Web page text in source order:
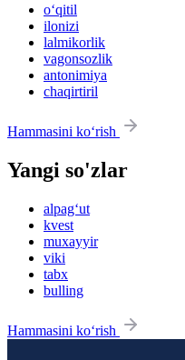
o‘qitil
ilonizi
lalmikorlik
vagonsozlik
antonimiya
chaqirtiril
Hammasini ko‘rish
Yangi so'zlar
alpag‘ut
kvest
muxayyir
viki
tabx
bulling
Hammasini ko‘rish